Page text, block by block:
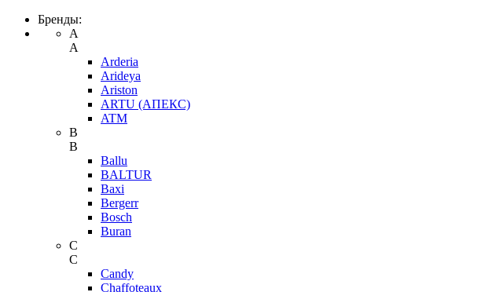
Бренды:
A
A
Arderia
Arideya
Ariston
ARTU (АПЕКС)
ATM
B
B
Ballu
BALTUR
Baxi
Bergerr
Bosch
Buran
C
C
Candy
Chaffoteaux